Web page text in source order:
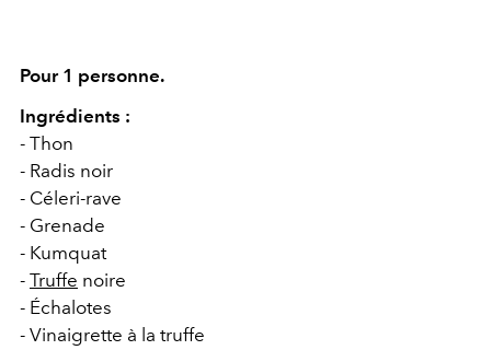
Pour 1 personne.
Ingrédients :
- Thon
- Radis noir
- Céleri-rave
- Grenade
- Kumquat
- Truffe noire
- Échalotes
- Vinaigrette à la truffe